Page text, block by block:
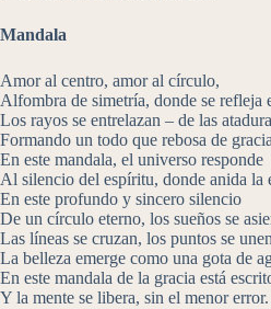
Mandala
Amor al centro, amor al círculo,
Alfombra de simetría, donde se refleja
Los rayos se entrelazan – de las
Formando un todo que rebosa de
En este mandala, el universo responde
Al silencio del espíritu, donde anida la
En este profundo y sincero silencio
De un círculo eterno, los sueños se
Las líneas se cruzan, los puntos se
La belleza emerge como una gota de
En este mandala de la gracia está
Y la mente se libera, sin el menor error.